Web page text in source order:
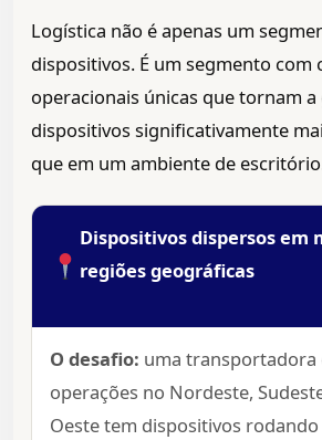
Logística não é apenas um
dispositivos. É um segmento com
operacionais únicas que tornam a
dispositivos significativamente
que em um ambiente de
Dispositivos dispersos em
regiões geográficas
O desafio: uma transportadora
operações no Nordeste,
Oeste tem dispositivos